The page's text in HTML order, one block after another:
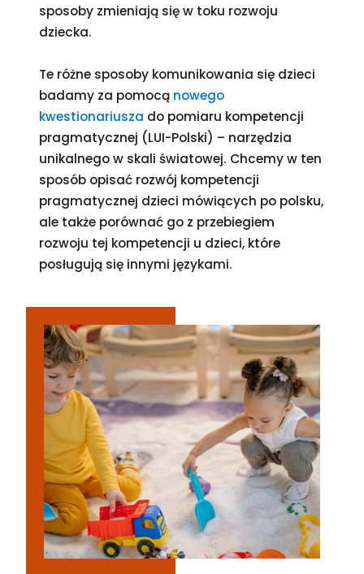
sposoby zmieniają się w toku rozwoju
dziecka.
Te różne sposoby komunikowania się dzieci
badamy za pomocą nowego
kwestionariusza do pomiaru kompetencji
pragmatycznej (LUI-Polski) – narzędzia
unikalnego w skali światowej. Chcemy w ten
sposób opisać rozwój kompetencji
pragmatycznej dzieci mówiących po polsku,
ale także porównać go z przebiegiem
rozwoju tej kompetencji u dzieci, które
posługują się innymi językami.